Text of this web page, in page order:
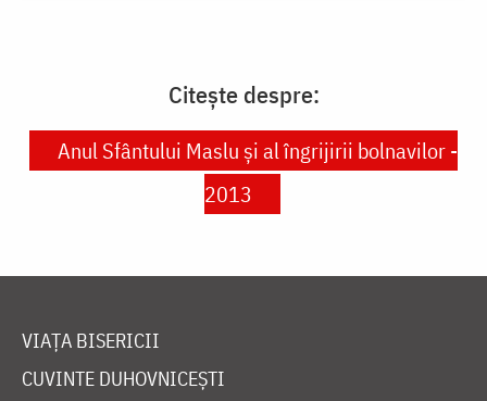
Citește despre:
Anul Sfântului Maslu și al îngrijirii bolnavilor -
2013
VIAȚA BISERICII
CUVINTE DUHOVNICEȘTI